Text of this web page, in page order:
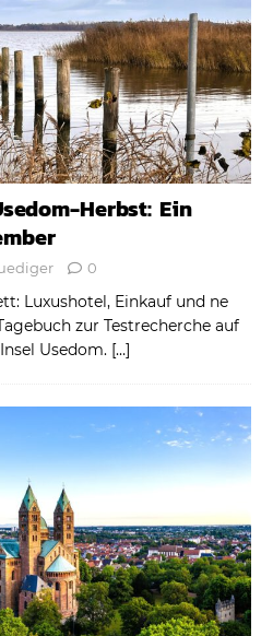
Herbst: Ein
0
Luxushotel, Einkauf und ne
zur Testrecherche auf
Usedom. […]